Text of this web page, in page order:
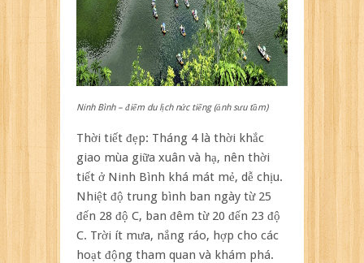
Ninh Bình – điểm du lịch nức tiếng (ảnh sưu tầm)
Thời tiết đẹp: Tháng 4 là thời khắc
giao mùa giữa xuân và hạ, nên thời
tiết ở Ninh Bình khá mát mẻ, dễ chịu.
Nhiệt độ trung bình ban ngày từ 25
đến 28 độ C, ban đêm từ 20 đến 23 độ
C. Trời ít mưa, nắng ráo, hợp cho các
hoạt động tham quan và khám phá.